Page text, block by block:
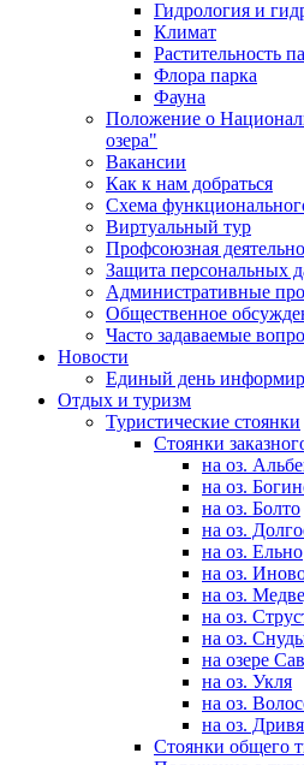
Гидрология и
Климат
Растительность
Флора парка
Фауна
Положение о
озера"
Вакансии
Как к нам добраться
Схема
Виртуальный тур
Профсоюзная
Защита персональных
Административные
Общественное
Часто задаваемые
Новости
Единый день
Отдых и туризм
Туристические стоянки
Стоянки
на оз.
на оз.
на оз. Болто
на оз.
на оз. Ельно
на оз.
на оз.
на оз.
на оз.
на озере
на оз. Укля
на оз.
на оз.
Стоянки общего